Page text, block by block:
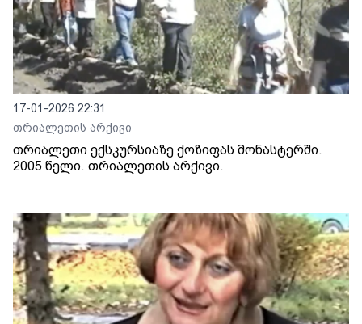
17-01-2026 22:31
თრიალეთის არქივი
თრიალეთი ექსკურსიაზე ქოზიფას მონასტერში.
2005 წელი. თრიალეთის არქივი.